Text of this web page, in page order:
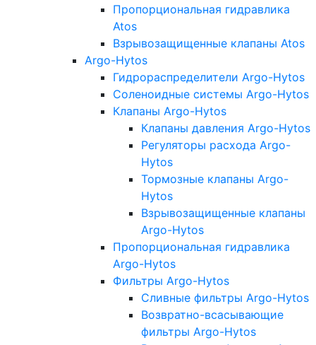
Пропорциональная гидравлика
Atos
Взрывозащищенные клапаны Atos
Argo-Hytos
Гидрораспределители Argo-Hytos
Соленоидные системы Argo-Hytos
Клапаны Argo-Hytos
Клапаны давления Argo-Hytos
Регуляторы расхода Argo-
Hytos
Тормозные клапаны Argo-
Hytos
Взрывозащищенные клапаны
Argo-Hytos
Пропорциональная гидравлика
Argo-Hytos
Фильтры Argo-Hytos
Сливные фильтры Argo-Hytos
Возвратно-всасывающие
фильтры Argo-Hytos